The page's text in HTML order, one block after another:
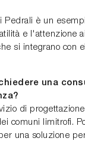
Pedrali è un
e l'attenzione
si integrano con
una
di
comuni limitrofi.
una soluzione